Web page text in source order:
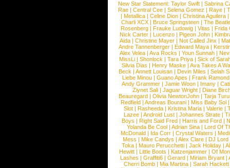
New Star Statement: Taylor Swift | Sabrina
Rae |Central Cee |Selena Gomez |Raye |
| Metallica | Celine Dion | Christina Aguilera |
Charli XCX |Bruce Springsteen |The
Rosenberg | Frauke Ludowig | Vitas | Frida
Nick Carter | Lucenzo | Pigeon John |
Aida |Christine Mayer |Not Called Jinx |
Andre Tannenberger | Edward Maya |
Alex Velea | Ava Rocks | Youn Sunnah |
MissLi | Shonlock | Tara Priya | Sick of
Silvia Dias |Henry Maske |Ava Takes A
Beck |Annett Louisan |Devin Miles |Selah
Liebe Minou |Guano Apes |Frank Ramond
Andy Grammer |Jamie Woon | Imany |
Ziynet Sali |Jaguar Wright |Diane
Beauregard |Olivia NewtonJohn |Tarja
Redfield | Andreas Bourani | Miss Baby Sol
Slot | Rasheeda | Kristina Maria | Valerie |
Lazee | Android Lust | Johannes Strate |
Boys | Right Said Fred | Harris and Ford |
Yolanda Be Cool |Adrian Sina |Lord Of
McDonald | Ida Corr |Crystal Waters |
Mess | Mike Candys | Alex Clare | DJ Lord
Toka | Mauro Perucchetti | Jack Holiday |
Hewitt |Little Boots |Katzenjammer |Of
Lashes |Graffiti6 |Gerard |Miriam Bryant |
Cherri Bomb | Mia Martina | Sarah Hackett